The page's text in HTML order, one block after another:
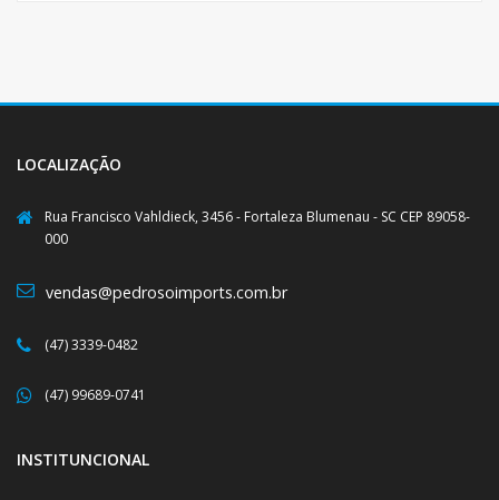
LOCALIZAÇÃO
Rua Francisco Vahldieck, 3456 - Fortaleza Blumenau - SC CEP 89058-
000
vendas@pedrosoimports.com.br
(47) 3339-0482
(47) 99689-0741
INSTITUNCIONAL